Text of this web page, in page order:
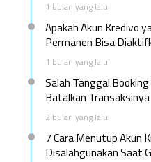
1 bulan yang lalu
Apakah Akun Kredivo
Permanen Bisa
1 bulan yang lalu
Salah Tanggal
Batalkan Transaksinya
2 bulan yang lalu
7 Cara Menutup Akun
Disalahgunakan Saat